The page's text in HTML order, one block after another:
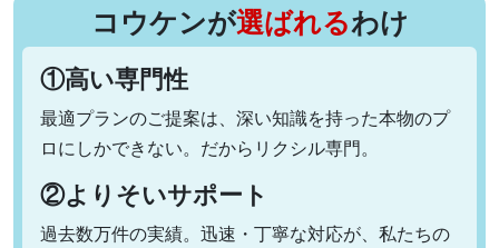
コウケンが選ばれるわけ
①高い専門性
最適プランのご提案は、深い知識を持った本物のプ
ロにしかできない。だからリクシル専門。
②よりそいサポート
過去数万件の実績。迅速・丁寧な対応が、私たちの